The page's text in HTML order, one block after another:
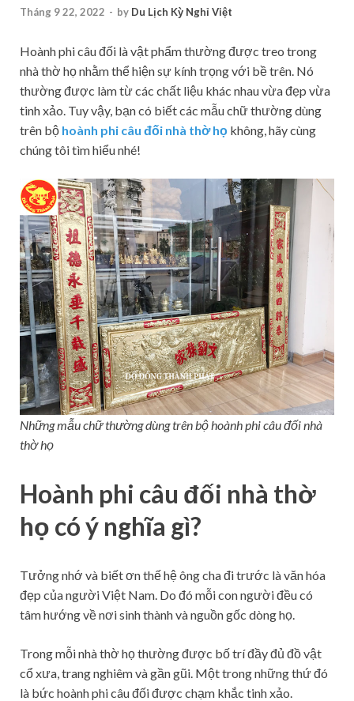
Tháng 9 22, 2022 - by Du Lịch Kỳ Nghỉ Việt
Hoành phi câu đối là vật phẩm thường được treo trong
nhà thờ họ nhằm thể hiện sự kính trọng với bề trên. Nó
thường được làm từ các chất liệu khác nhau vừa đẹp vừa
tinh xảo. Tuy vậy, bạn có biết các mẫu chữ thường dùng
trên bộ hoành phi câu đối nhà thờ họ không, hãy cùng
chúng tôi tìm hiểu nhé!
Những mẫu chữ thường dùng trên bộ hoành phi câu đối nhà
thờ họ
Hoành phi câu đối nhà thờ
họ có ý nghĩa gì?
Tưởng nhớ và biết ơn thế hệ ông cha đi trước là văn hóa
đẹp của người Việt Nam. Do đó mỗi con người đều có
tâm hướng về nơi sinh thành và nguồn gốc dòng họ.
Trong mỗi nhà thờ họ thường được bố trí đầy đủ đồ vật
cổ xưa, trang nghiêm và gần gũi. Một trong những thứ đó
là bức hoành phi câu đối được chạm khắc tinh xảo.